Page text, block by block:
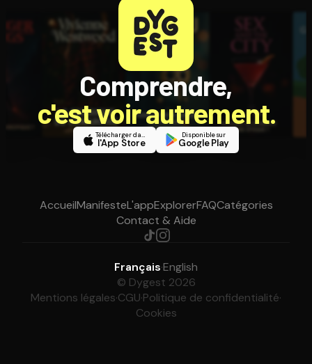
Comprendre,
c'est voir autrement.
Télécharger dans
l'App Store
Disponible sur
Google Play
AccueilManifesteL'appExplorerFAQCatégories
Contact & Aide
Français·English
© Dygest 2026
Mentions légales·CGU·Politique de confidentialité·
Cookies